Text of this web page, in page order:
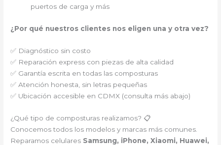
puertos de carga y más
¿Por qué nuestros clientes nos eligen una y otra vez?
✅ Diagnóstico sin costo
✅ Reparación express con piezas de alta calidad
✅ Garantía escrita en todas las composturas
✅ Atención honesta, sin letras pequeñas
✅ Ubicación accesible en CDMX (consulta más abajo)
¿Qué tipo de composturas realizamos? 📋
Conocemos todos los modelos y marcas más comunes.
Reparamos celulares Samsung, iPhone, Xiaomi, Huawei,